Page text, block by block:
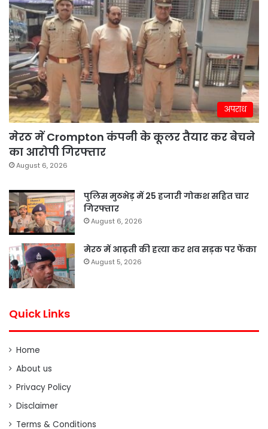
अपराध
मेरठ में Crompton कंपनी के कूलर तैयार कर बेचने
का आरोपी गिरफ्तार
August 6, 2026
पुलिस मुठभेड़ में 25 हजारी गोकश सहित चार
गिरफ्तार
August 6, 2026
मेरठ में आढ़ती की हत्या कर शव सड़क पर फेंका
August 5, 2026
Quick Links
Home
About us
Privacy Policy
Disclaimer
Terms & Conditions